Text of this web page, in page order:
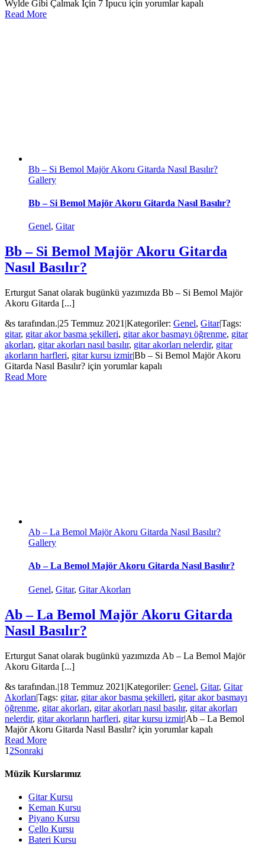
Wylde Gibi Çalmak İçin 7 İpucu için yorumlar kapalı
Read More
Bb – Si Bemol Majör Akoru Gitarda Nasıl Basılır?
Gallery
Bb – Si Bemol Majör Akoru Gitarda Nasıl Basılır?
Genel, Gitar
Bb – Si Bemol Majör Akoru Gitarda
Nasıl Basılır?
Erturgut Sanat olarak bugünkü yazımızda Bb – Si Bemol Majör
Akoru Gitarda [...]
&s tarafından.|25 Temmuz 2021 |Kategoriler: Genel, Gitar|Tags:
gitar, gitar akor basma şekilleri, gitar akor basmayı öğrenme, gitar
akorları, gitar akorları nasıl basılır, gitar akorları nelerdir, gitar
akorların harfleri, gitar kursu izmir|Bb – Si Bemol Majör Akoru
Gitarda Nasıl Basılır? için yorumlar kapalı
Read More
Ab – La Bemol Majör Akoru Gitarda Nasıl Basılır?
Gallery
Ab – La Bemol Majör Akoru Gitarda Nasıl Basılır?
Genel, Gitar, Gitar Akorları
Ab – La Bemol Majör Akoru Gitarda
Nasıl Basılır?
Erturgut Sanat olarak bugünkü yazımızda Ab – La Bemol Majör
Akoru Gitarda [...]
&s tarafından.|18 Temmuz 2021 |Kategoriler: Genel, Gitar, Gitar
Akorları|Tags: gitar, gitar akor basma şekilleri, gitar akor basmayı
öğrenme, gitar akorları, gitar akorları nasıl basılır, gitar akorları
nelerdir, gitar akorların harfleri, gitar kursu izmir|Ab – La Bemol
Majör Akoru Gitarda Nasıl Basılır? için yorumlar kapalı
Read More
1 2Sonraki
Müzik Kurslarımız
Gitar Kursu
Keman Kursu
Piyano Kursu
Çello Kursu
Bateri Kursu